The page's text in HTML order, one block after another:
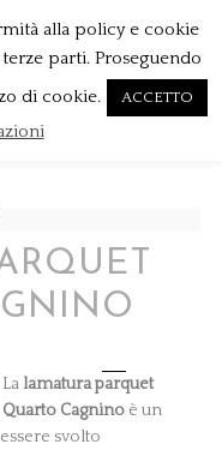
La lamatura parquet
Quarto Cagnino è un
svolto
alla policy e cookie
parti. Proseguendo
di cookie.
ACCETTO